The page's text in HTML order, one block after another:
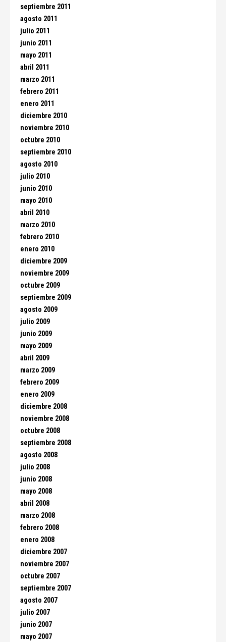
septiembre 2011
agosto 2011
julio 2011
junio 2011
mayo 2011
abril 2011
marzo 2011
febrero 2011
enero 2011
diciembre 2010
noviembre 2010
octubre 2010
septiembre 2010
agosto 2010
julio 2010
junio 2010
mayo 2010
abril 2010
marzo 2010
febrero 2010
enero 2010
diciembre 2009
noviembre 2009
octubre 2009
septiembre 2009
agosto 2009
julio 2009
junio 2009
mayo 2009
abril 2009
marzo 2009
febrero 2009
enero 2009
diciembre 2008
noviembre 2008
octubre 2008
septiembre 2008
agosto 2008
julio 2008
junio 2008
mayo 2008
abril 2008
marzo 2008
febrero 2008
enero 2008
diciembre 2007
noviembre 2007
octubre 2007
septiembre 2007
agosto 2007
julio 2007
junio 2007
mayo 2007